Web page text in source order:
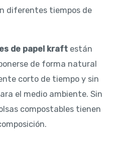
diferentes tiempos de
de papel kraft están
de forma natural
corto de tiempo y sin
el medio ambiente. Sin
compostables tienen